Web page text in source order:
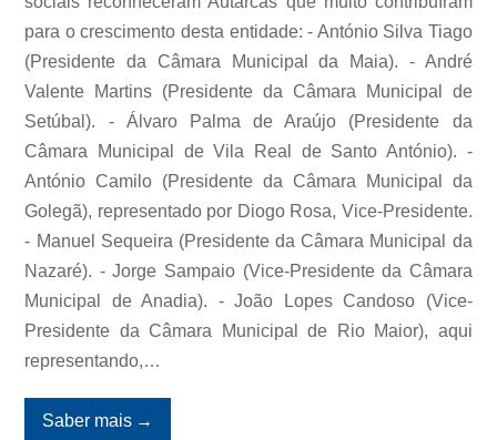
para o crescimento desta entidade: - António Silva Tiago
(Presidente da Câmara Municipal da Maia). - André
Valente Martins (Presidente da Câmara Municipal de
Setúbal). - Álvaro Palma de Araújo (Presidente da
Câmara Municipal de Vila Real de Santo António). -
António Camilo (Presidente da Câmara Municipal da
Golegã), representado por Diogo Rosa, Vice-Presidente.
- Manuel Sequeira (Presidente da Câmara Municipal da
Nazaré). - Jorge Sampaio (Vice-Presidente da Câmara
Municipal de Anadia). - João Lopes Candoso (Vice-
Presidente da Câmara Municipal de Rio Maior), aqui
representando,…
Saber mais →